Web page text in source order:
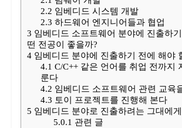
2.2 임베디드 시스템 개발
2.3 하드웨어 엔지니어들과 협업
3 임베디드 소프트웨어 분야에 진출하
떤 전공이 좋을까?
4임베디드 분야에 진출하기 전에 해야
4.1 C/C++ 같은 언어를 취업 전까지
룬다
4.2 임베디드 소프트웨어 관련 교육
4.3 토이 프로젝트를 진행해 본다
5 임베디드 분야로 진출하려는 그대에
5.0.1 관련 글